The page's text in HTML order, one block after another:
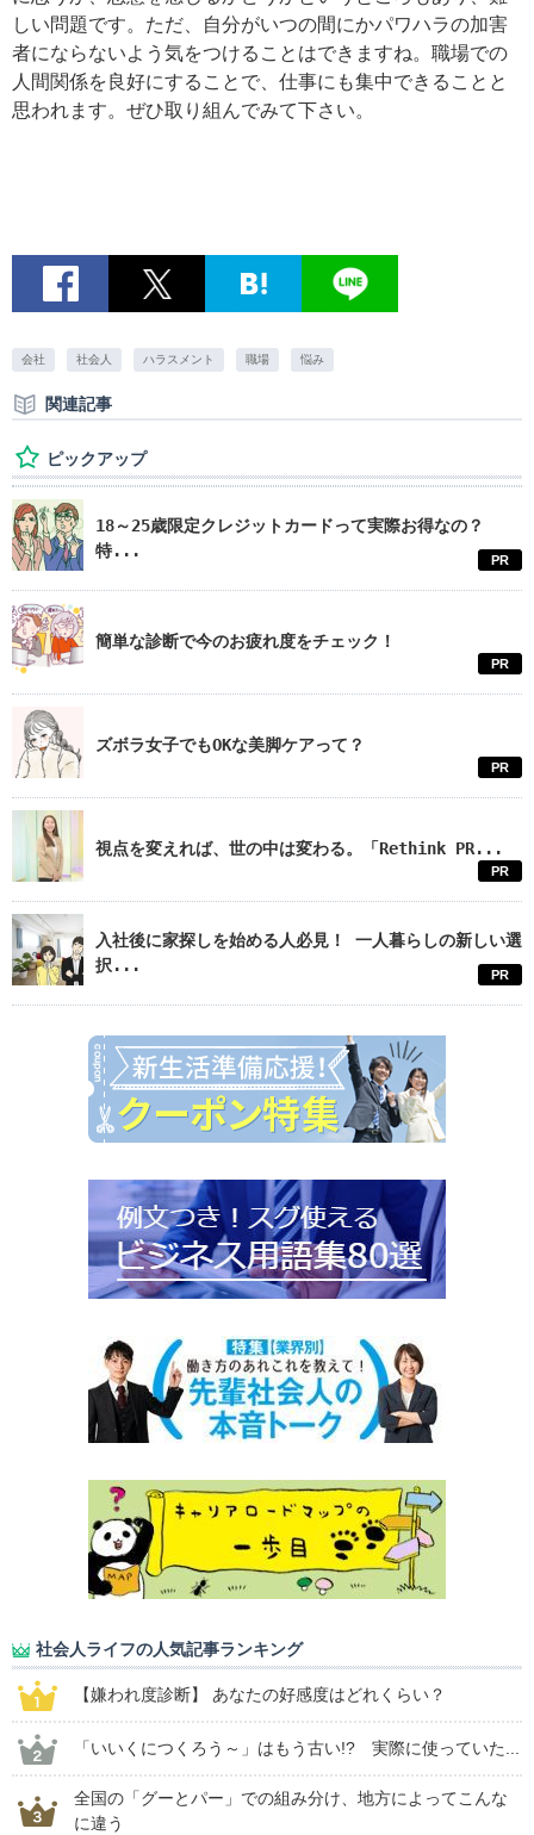
しい問題です。ただ、自分がいつの間にかパワハラの加害
者にならないよう気をつけることはできますね。職場での
人間関係を良好にすることで、仕事にも集中できることと
思われます。ぜひ取り組んでみて下さい。
会社 社会人 ハラスメント 職場 悩み
関連記事
ピックアップ
18～25歳限定クレジットカードって実際お得なの？
特...
PR
簡単な診断で今のお疲れ度をチェック！
PR
ズボラ女子でもOKな美脚ケアって？
PR
視点を変えれば、世の中は変わる。「Rethink PR...
PR
入社後に家探しを始める人必見！ 一人暮らしの新しい選
択...
PR
社会人ライフの人気記事ランキング
【嫌われ度診断】 あなたの好感度はどれくらい？
「いいくにつくろう～」はもう古い!? 実際に使っていた...
全国の「グーとパー」での組み分け、地方によってこんな
に違う